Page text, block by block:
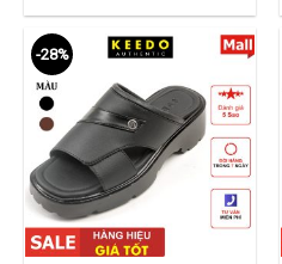
-28%